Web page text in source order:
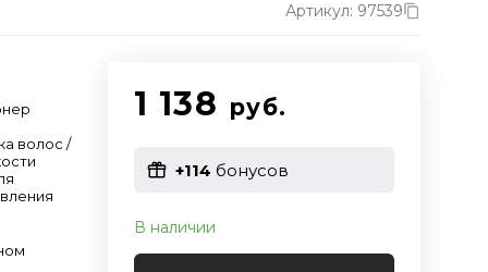
Артикул: 97539
волос /
1 138 руб.
+114 бонусов
В наличии